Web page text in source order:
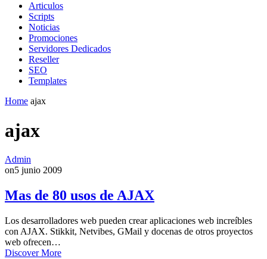
Articulos
Scripts
Noticias
Promociones
Servidores Dedicados
Reseller
SEO
Templates
Home ajax
ajax
Admin
on5 junio 2009
Mas de 80 usos de AJAX
Los desarrolladores web pueden crear aplicaciones web increíbles
con AJAX. Stikkit, Netvibes, GMail y docenas de otros proyectos
web ofrecen…
Discover More